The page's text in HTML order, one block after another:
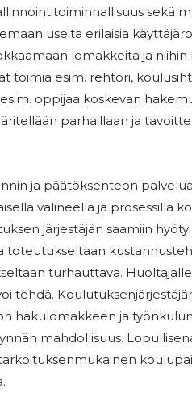
sekä
useita erilaisia
lomakkeita ja niihin
toimia esim. rehtori,
oppijaa koskevan
parhaillaan ja
ja päätöksenteon
välineellä ja prosessilla
järjestäjän saamiin
toteutukseltaan
turhauttava.
tehdä.
hakulomakkeen ja
mahdollisuus.